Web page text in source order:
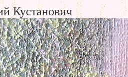
Кустанович